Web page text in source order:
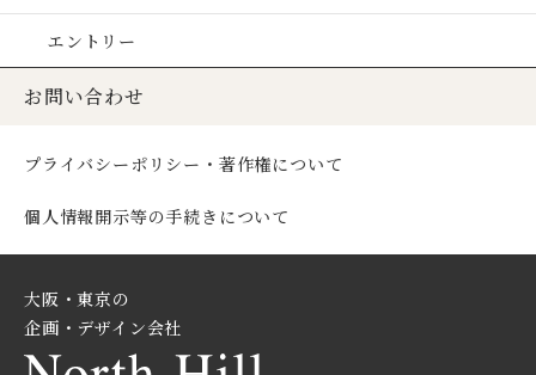
大阪・東京の
企画・デザイン会社
エントリー
お問い合わせ
プライバシーポリシー・著作権について
個人情報開示等の手続きについて